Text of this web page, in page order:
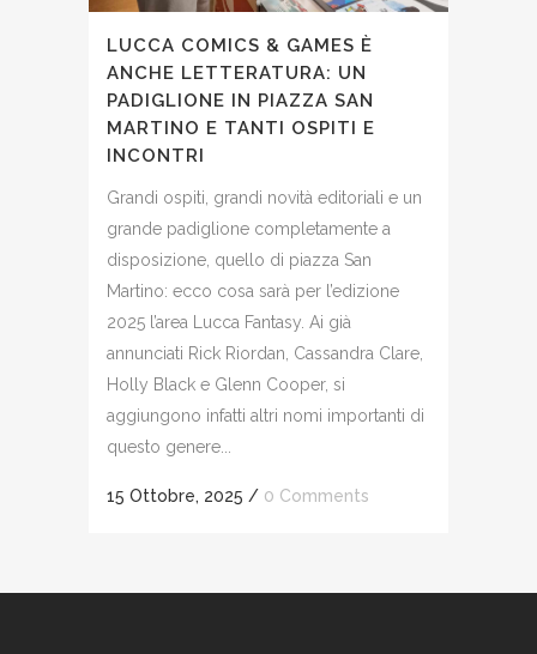
LUCCA COMICS & GAMES È
ANCHE LETTERATURA: UN
PADIGLIONE IN PIAZZA SAN
MARTINO E TANTI OSPITI E
INCONTRI
Grandi ospiti, grandi novità editoriali e un
grande padiglione completamente a
disposizione, quello di piazza San
Martino: ecco cosa sarà per l’edizione
2025 l’area Lucca Fantasy. Ai già
annunciati Rick Riordan, Cassandra Clare,
Holly Black e Glenn Cooper, si
aggiungono infatti altri nomi importanti di
questo genere...
15 Ottobre, 2025 / 0 Comments